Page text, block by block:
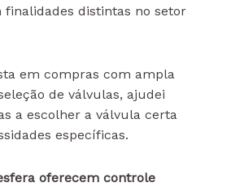
finalidades distintas no setor
em compras com ampla
de válvulas, ajudei
a escolher a válvula certa
específicas.
oferecem controle